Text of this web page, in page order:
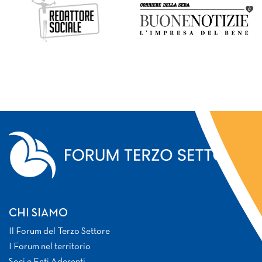
CHI SIAMO
Il Forum del Terzo Settore
I Forum nel territorio